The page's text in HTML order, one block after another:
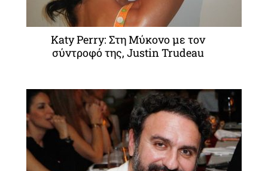
Katy Perry: Στη Μύκονο με τον
σύντροφό της, Justin Trudeau